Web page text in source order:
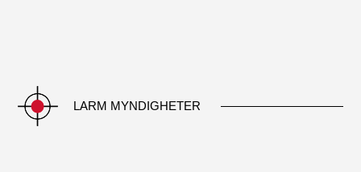
LARM MYNDIGHETER